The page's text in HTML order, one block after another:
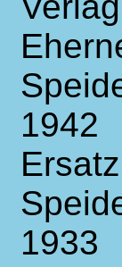
1942
1933